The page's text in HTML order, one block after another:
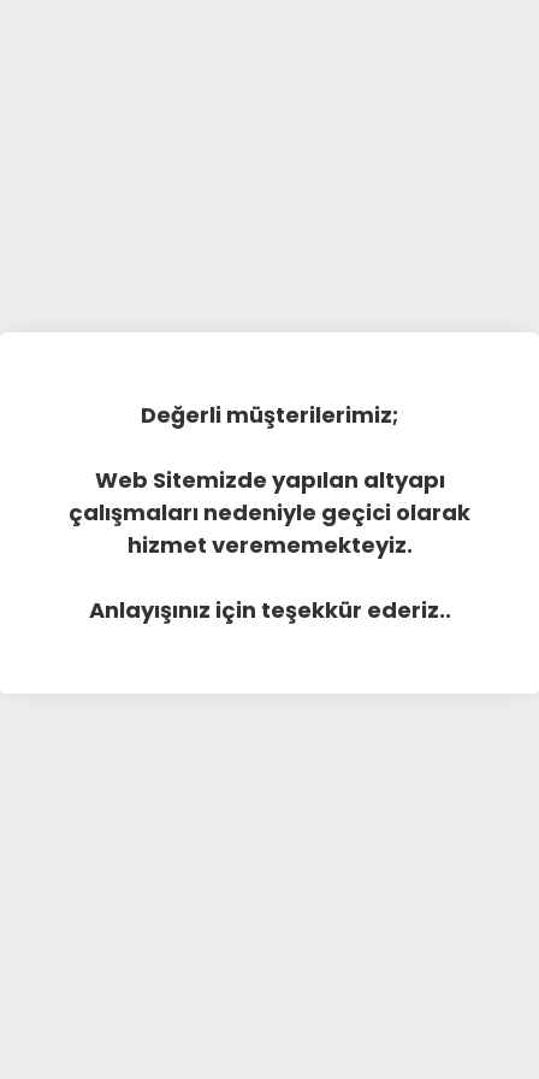
Değerli müşterilerimiz;
Web Sitemizde yapılan altyapı
çalışmaları nedeniyle geçici olarak
hizmet verememekteyiz.
Anlayışınız için teşekkür ederiz..